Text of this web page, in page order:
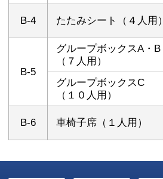
B-4 たたみシート（４人用）
B-5
グループボックスA・B
（７人用）
グループボックスC
（１０人用）
B-6 車椅子席（１人用）